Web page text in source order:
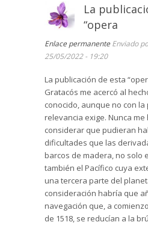
La
“opera
Enlace permanente Enviado
25/05/2022 - 19:20
La publicación de esta
Gratacós me acercó al
conocido, aunque no con
relevancia exige. Nunca
considerar que pudieran
dificultades que las
barcos de madera, no solo
también el Pacífico cuya
una tercera parte del
consideración habría que
navegación que, a
de 1518, se reducían a la